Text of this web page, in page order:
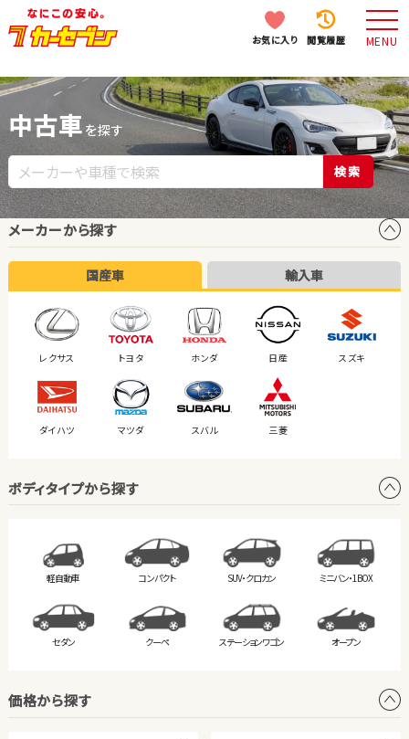
お気に入り 閲覧履歴 MENU
中古車 を探す
検索
メーカーから探す
国産車 輸入車
レクサス トヨタ ホンダ 日産 スズキ
ダイハツ マツダ スバル 三菱
ボディタイプから探す
軽自動車 コンパクト SUV・クロカン ミニバン・1BOX
セダン クーペ ステーションワゴン オープン
価格から探す